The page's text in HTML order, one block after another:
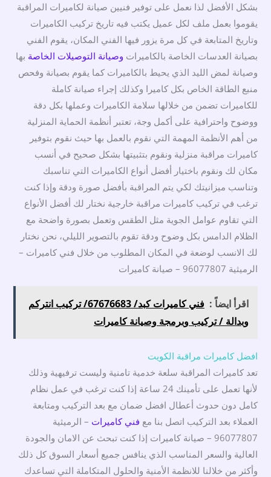
بشكل الأفضل لذا نعمل على توفير فنيين صيانة لكاميرات المراقبة
يقوموا بعمل ملف لكل عميل يكتب فيه تاريخ تركيب الكاميرات
وتاريخ المتابعة في كل مرة يزور فيها الفني المكان، يقوم الفني
بصيانة العدسات الخاصة بالكاميرات وصيانة التوصيلات الخاصة بها
وصيانة لمض الليد الذي يحيط بالكاميرات كما يقوم بصيانة وفحص
منبع الطاقة الخاص بكل كاميرا وكذلك إجراء صيانة كاملة
للكاميرات تضمن من خلالها سلامة الكاميرات وعملها بكل دقة
ووضوح واحترافية على أكمل وجة، تعتبر أنظمة الحماية المنزلية
من أهم الأنظمة المهمة التي نقوم بالعمل بها حيث نقوم بتوفير
كاميرات مراقبة منزلية ونقوم بتثبيتها بشكل صحيح في أنسب
مكان لك ونقوم باختيار أفضل أنواع الكاميرات التي تناسبك
وتناسب ميزانيتك لكي يتم المراقبة بأفضل صورة ودقة وإذا كنت
ترغب في تركيب كاميرات مراقبة خارجية نختار لك أفضل الأنواع
التي تقاوم عوامل الجوية مثل الطقس وتعمل بصورة واضحة مع
الظلام الدامس بكل وضوح ودقة تقوم بالتصوير الليلي، نحن نختار
لك الانسب لوضعة في المكان المطلوب من خلال فني كاميرات –
الرميثية 96077807 – صيانة كاميرات
اقرأ ايضاً :
فني كاميرات كبد/ 67676683/ تركيب انتركم
وبدالة / تركيب وبرمجة وصيانة كاميرات
افضل كاميرات مراقبة الكويت
تعد كاميرات المراقبة سلعة خدمية تامنية وليست ترفيهية وذلك
لأنها تعمل على تأمينك 24 ساعة إذا كنت ترغب في عمل نظام
كامل دون حدوث أعطال افضل ضمان مع بعد التركيب ومتابعة
العملاء بعد التركيب اتصل بنا مع فني كاميرات – الرميثية
96077807 – صيانة كاميرات إذا كنت تبحث عن الامان والجودة
العالية والسعر المناسب الذي ينافس جميع أسعار السوق كل ذلك
وأكثر من خلالنا للانظمة الأمنية والحلول المتكاملة التي تساعدك